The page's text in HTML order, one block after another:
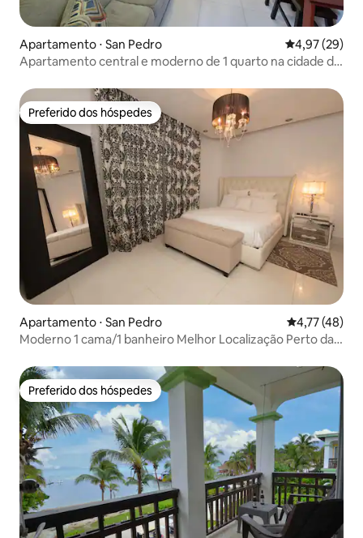
Apartamento ⋅ San Pedro 4,97 de uma
4,97 (29)
Apartamento central e moderno de 1 quarto na cidade de
Preferido dos hóspedes
Preferido dos hóspedes
Apartamento ⋅ San Pedro 4,77 de uma
4,77 (48)
Moderno 1 cama/1 banheiro Melhor Localização Perto da
Preferido dos hóspedes
Preferido dos hóspedes